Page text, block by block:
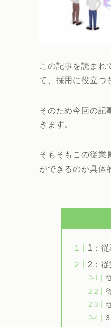
この記事を読まれ
て、採用に役立つ
そのため今回の記
きます。
そもそもこの従業
ができるのか具体
1：
2：